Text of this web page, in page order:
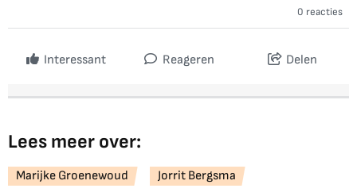
0 reacties
Interessant Reageren Delen
Lees meer over:
Marijke Groenewoud Jorrit Bergsma